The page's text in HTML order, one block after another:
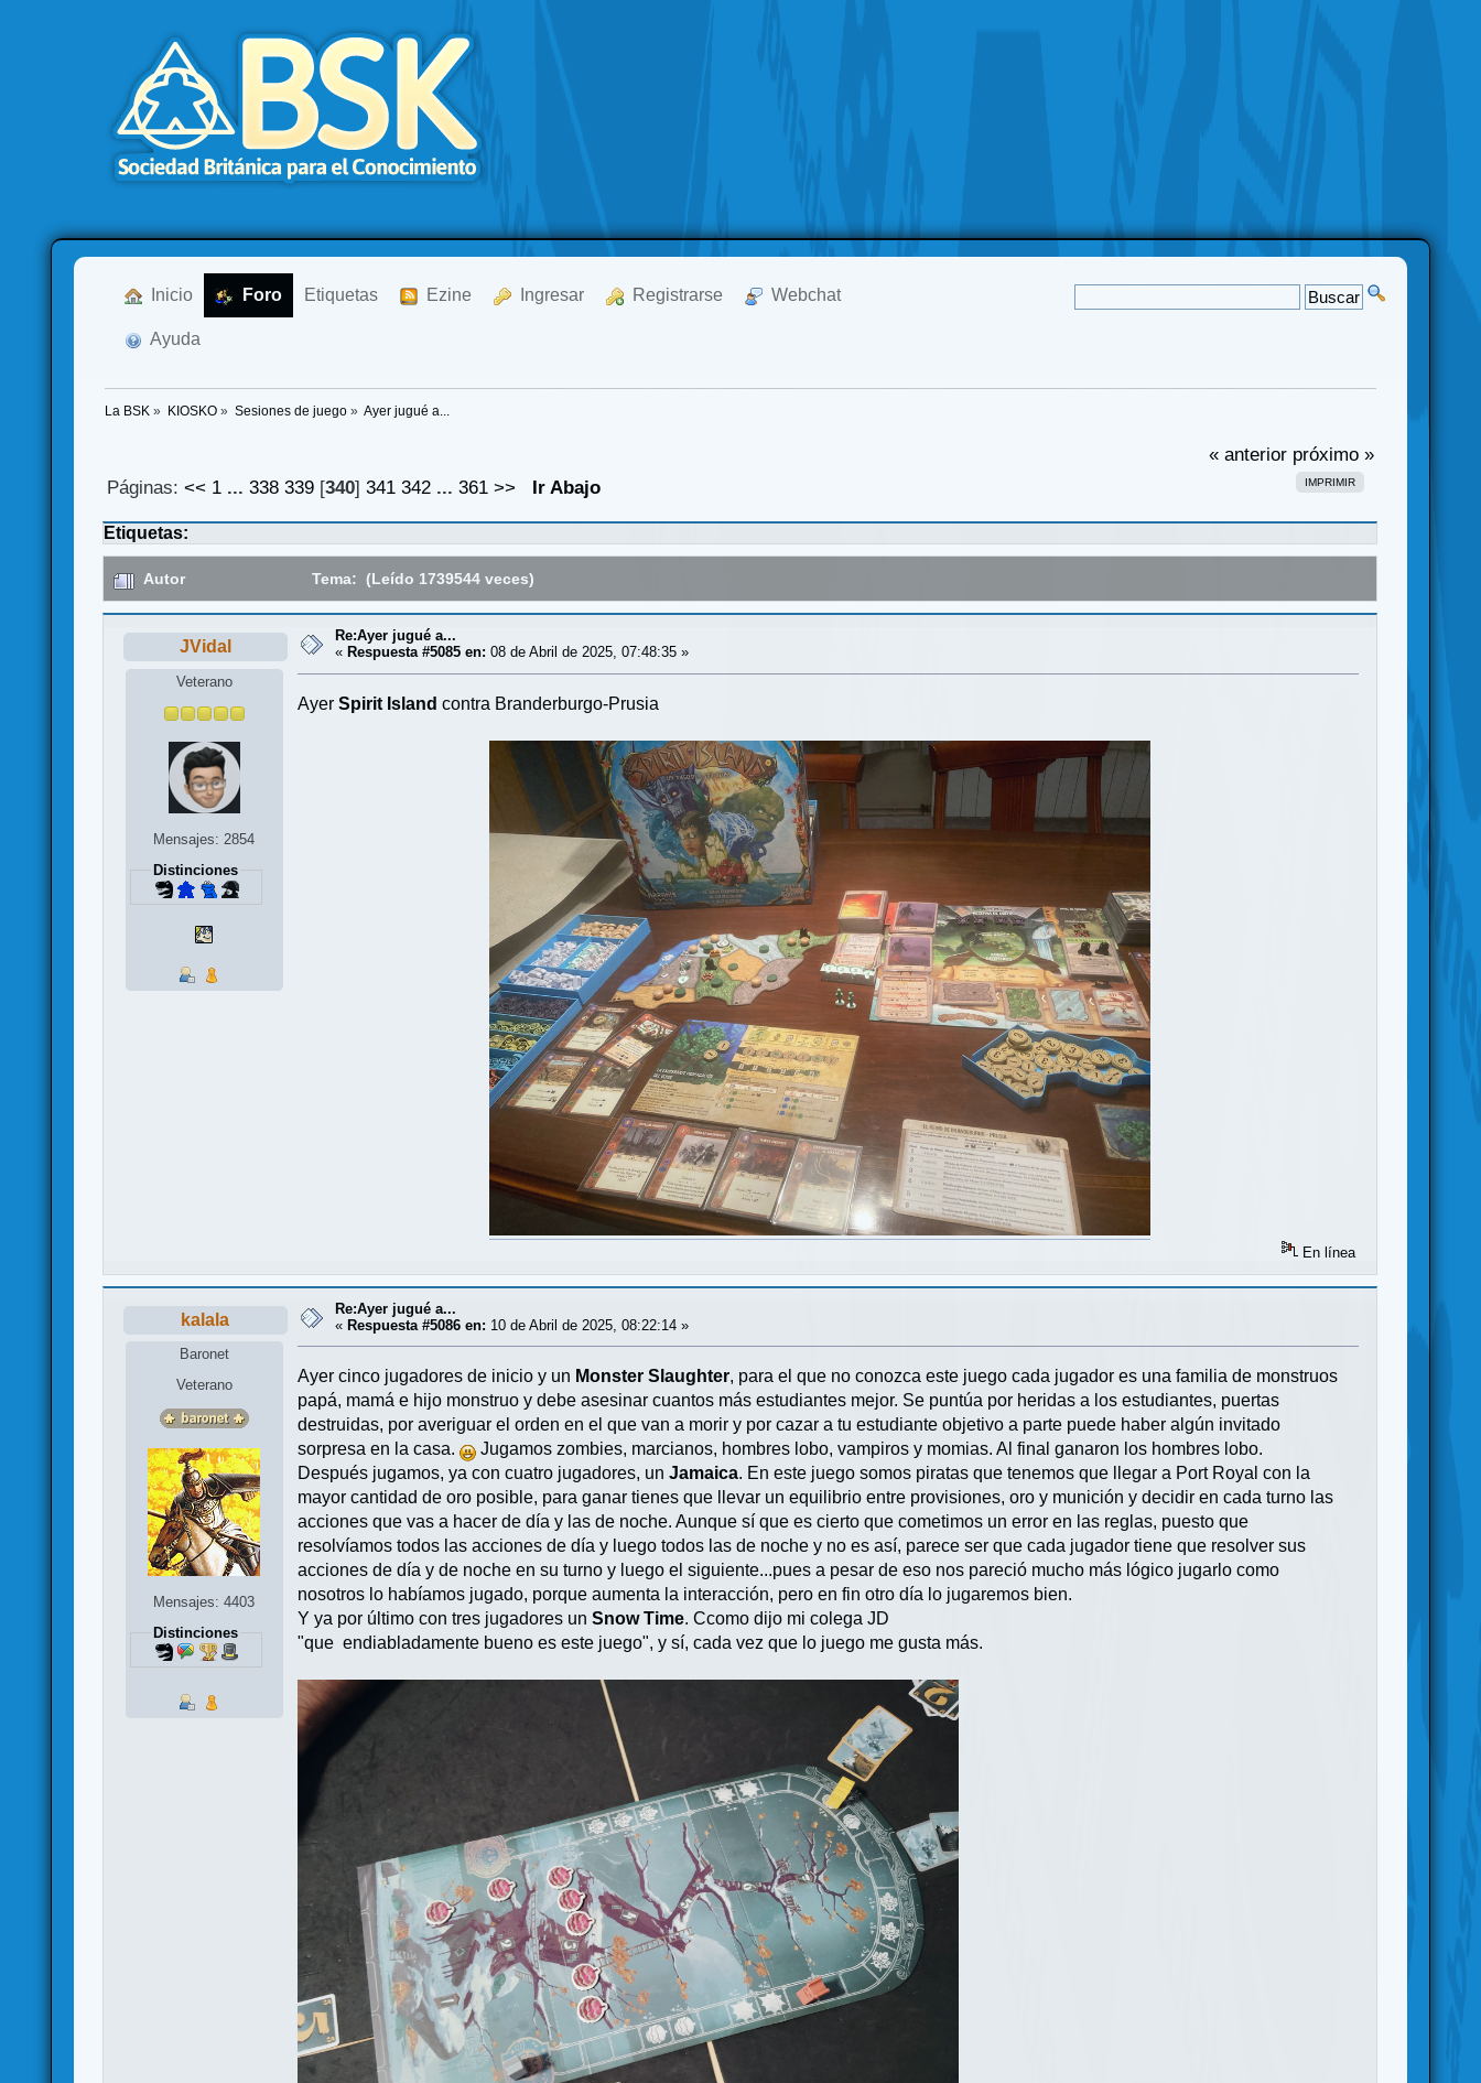
Inicio Foro Etiquetas Ezine Ingresar Registrarse Webchat
Ayuda
La BSK » KIOSKO» Sesiones de juego» Ayer jugué a...
« anterior próximo »
IMPRIMIR
Páginas: << 1 ... 338 339[340] 341 342 ... 361 >> Ir Abajo
Etiquetas:
Autor Tema: (Leído 1739544 veces)
JVidal
Veterano
Mensajes: 2854
Distinciones
Re:Ayer jugué a...
« Respuesta #5085 en: 08 de Abril de 2025, 07:48:35 »
AyerSpirit Island contra Branderburgo-Prusia
En línea
kalala
Baronet
Veterano
Mensajes: 4403
Distinciones
Re:Ayer jugué a...
«Respuesta #5086 en: 10 de Abril de 2025, 08:22:14 »
Ayer cinco jugadores de inicio y un Monster Slaughter, para el que no conozca este juego cada jugador es una familia de monstruos
papá, mamá e hijo monstruo y debe asesinar cuantos más estudiantes mejor. Se puntúa por heridas a los estudiantes, puertas
destruidas, por averiguar el orden en el que van a morir y por cazar a tu estudiante objetivo a parte puede haber algún invitado
sorpresa en la casa.
Jugamos zombies, marcianos, hombres lobo, vampiros y momias. Al final ganaron los hombres lobo.
Después jugamos, ya con cuatro jugadores, unJamaica. En este juego somos piratas que tenemos que llegar a Port Royal con la
mayor cantidad de oro posible, para ganar tienes que llevar un equilibrio entre provisiones, oro y munición y decidir en cada turno las
acciones que vas a hacer de día y las de noche. Aunque sí que es cierto que cometimos un error en las reglas, puesto que
resolvíamos todos las acciones de día y luego todos las de noche y no es así, parece ser que cada jugador tiene que resolver sus
acciones de día y de noche en su turno y luego el siguiente...pues a pesar de eso nos pareció mucho más lógico jugarlo como
nosotros lo habíamos jugado, porque aumenta la interacción, pero en fin otro día lo jugaremos bien.
Y ya por último con tres jugadores unSnow Time. Ccomo dijo mi colega JD
"que endiabladamente bueno es este juego", y sí, cada vez que lo juego me gusta más.